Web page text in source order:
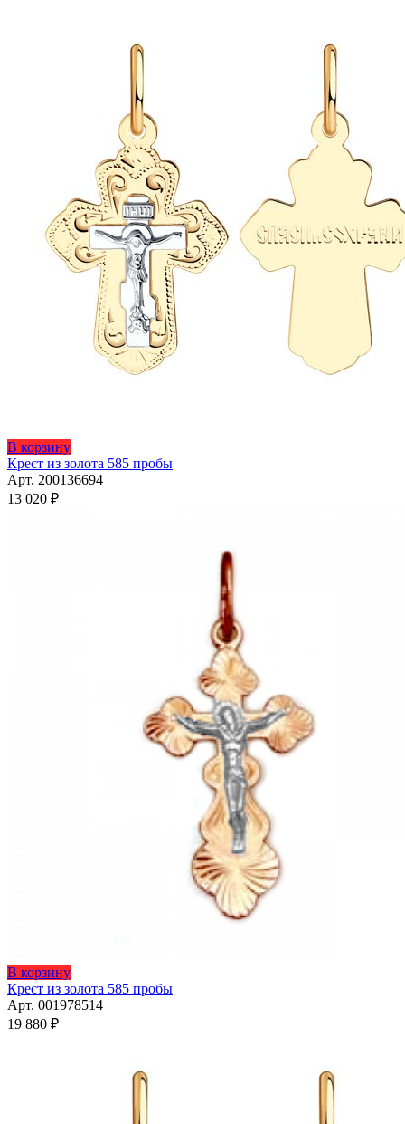
В корзину
Крест из золота 585 пробы
Арт. 200136694
13 020 ₽
В корзину
Крест из золота 585 пробы
Арт. 001978514
19 880 ₽